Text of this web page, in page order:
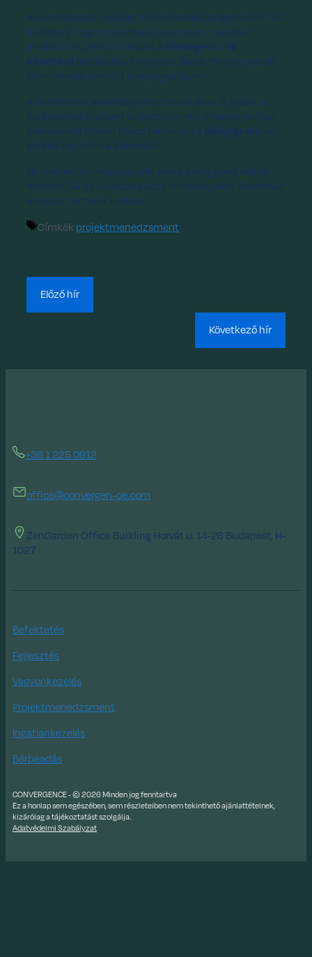
A kivitelezőkkel javasolt minden funkciót ellenőrizni az
irodában, hogy működésük zavartalanul segítse
alkalmazottjaink munkáját. A feleslegessé vált
bútorokat értékesítsük mielőbb, illetve minden egyéb
fennmaradó teendőt is véglegesítsünk.
A beköltözést követően ellenőrizzük le az új irodát a
bérbeadóval közösen és jelezzük neki minden javítási
kérésünket! Ezeket írásos formában a hibajegyzékben
köteles rögzíteni a bérbeadó.
Ha mindezzel megvagyunk, akkor pedig gond nélkül
élvezhetjük az új irodánk adta lehetőségeket. Sikeresen
elkészült álmaink irodája!
Címkék projektmenedzsment
Előző hír
Következő hír
+36 1 225 0912
office@convergen-ce.com
ZenGarden Office Building Horvát u. 14-26 Budapest, H-
1027
CONVERGENCE - © 2026 Minden jog fenntartva
Ez a honlap sem egészében, sem részleteiben nem tekinthető ajánlattételnek,
kizárólag a tájékoztatást szolgálja.
Adatvédelmi Szabályzat
Befektetés
Fejlesztés
Vagyonkezelés
Projektmenedzsment
Ingatlankezelés
Bérbeadás